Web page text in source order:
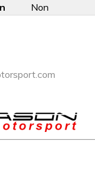
Non